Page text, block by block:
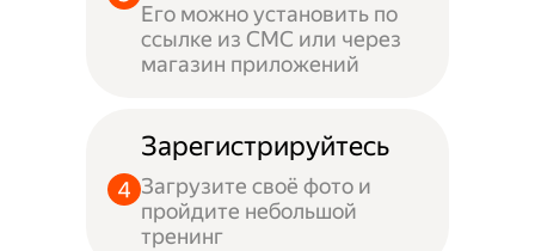
Его можно установить по
ссылке из СМС или через
магазин приложений
Зарегистрируйтесь
Загрузите своё фото и
пройдите небольшой
тренинг